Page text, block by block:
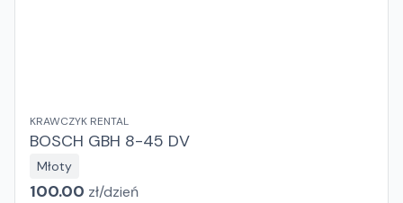
KRAWCZYK RENTAL
BOSCH GBH 8-45 DV
Młoty
100.00 zł/dzień